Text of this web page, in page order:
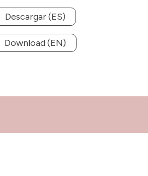
Descargar (ES)
Download (EN)